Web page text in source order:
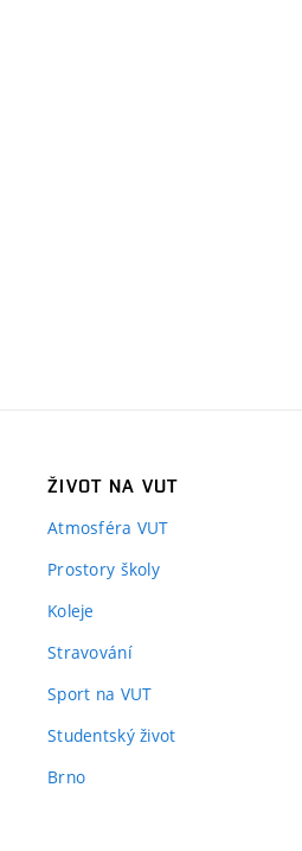
ŽIVOT NA VUT
Atmosféra VUT
Prostory školy
Koleje
Stravování
Sport na VUT
Studentský život
Brno